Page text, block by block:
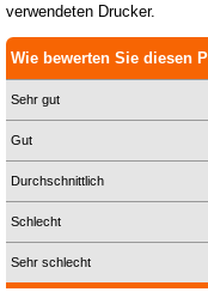
verwendeten Drucker.
Wie bewerten Sie diesen
Sehr gut
Gut
Durchschnittlich
Schlecht
Sehr schlecht